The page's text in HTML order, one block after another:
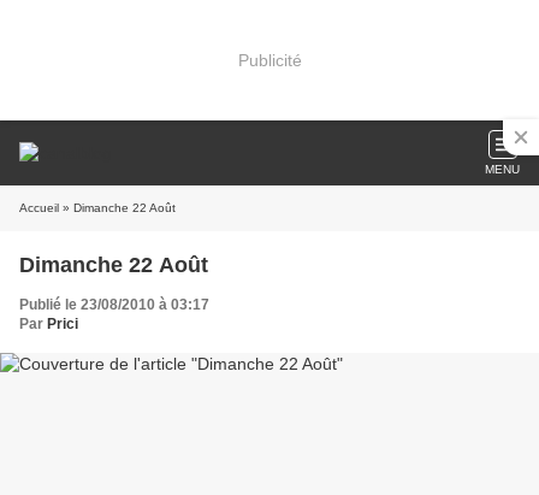
Publicité
MENU
Accueil » Dimanche 22 Août
Dimanche 22 Août
Publié le 23/08/2010 à 03:17
Par Prici